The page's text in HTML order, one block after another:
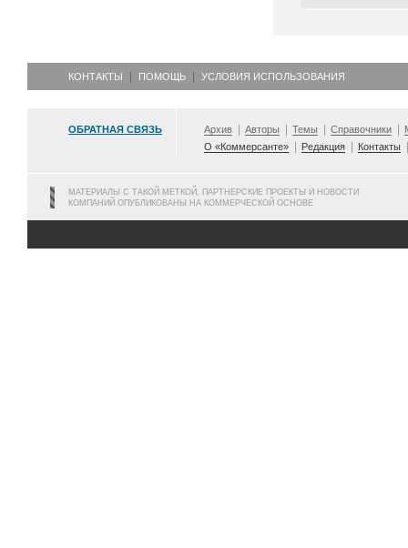
КОНТАКТЫ ПОМОЩЬ УСЛОВИЯ ИСПОЛЬЗОВАНИЯ
ОБРАТНАЯ СВЯЗЬ Архив Авторы Темы Справочники
О «Коммерсанте»
Редакция Контакты
МАТЕРИАЛЫ С ТАКОЙ МЕТКОЙ, ПАРТНЕРСКИЕ ПРОЕКТЫ И НОВОСТИ
КОМПАНИЙ ОПУБЛИКОВАНЫ НА КОММЕРЧЕСКОЙ ОСНОВЕ